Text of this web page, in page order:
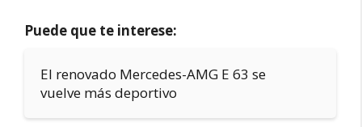
Puede que te interese:
El renovado Mercedes-AMG E 63 se
vuelve más deportivo